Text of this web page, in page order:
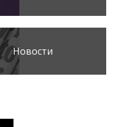
Новости